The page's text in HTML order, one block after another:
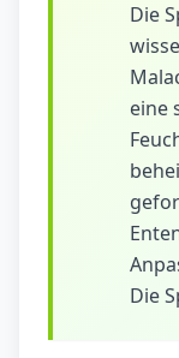
Die
eine
Die